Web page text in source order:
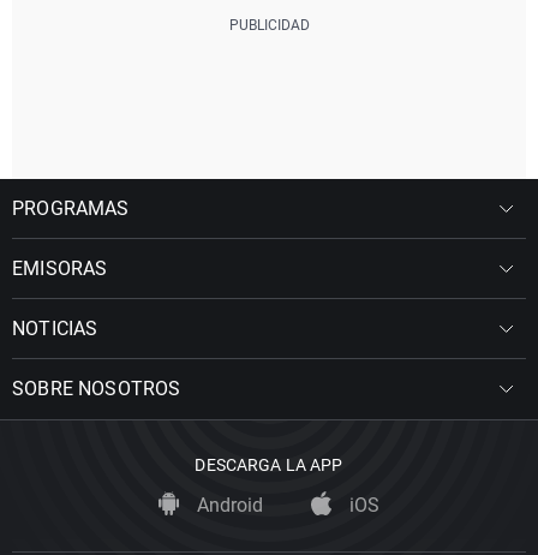
PROGRAMAS
EMISORAS
NOTICIAS
SOBRE NOSOTROS
DESCARGA LA APP
Android iOS